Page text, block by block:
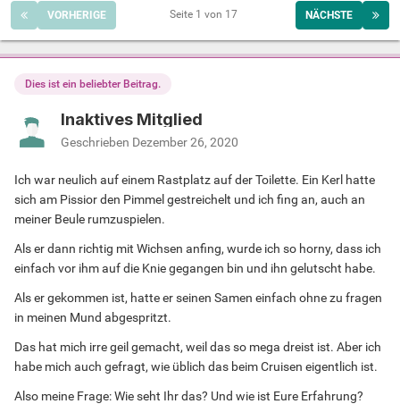
VORHERIGE NÄCHSTE
Seite 1 von 17
Dies ist ein beliebter Beitrag.
Inaktives Mitglied
Geschrieben Dezember 26, 2020
Ich war neulich auf einem Rastplatz auf der Toilette. Ein Kerl hatte
sich am Pissior den Pimmel gestreichelt und ich fing an, auch an
meiner Beule rumzuspielen.
Als er dann richtig mit Wichsen anfing, wurde ich so horny, dass ich
einfach vor ihm auf die Knie gegangen bin und ihn gelutscht habe.
Als er gekommen ist, hatte er seinen Samen einfach ohne zu fragen
in meinen Mund abgespritzt.
Das hat mich irre geil gemacht, weil das so mega dreist ist. Aber ich
habe mich auch gefragt, wie üblich das beim Cruisen eigentlich ist.
Also meine Frage: Wie seht Ihr das? Und wie ist Eure Erfahrung?